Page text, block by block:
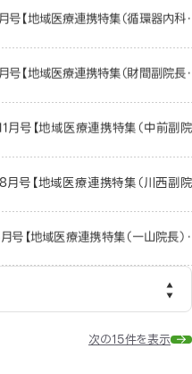
【地域医療連携特集（循環器内科・
【地域医療連携特集（財間副院長・
号【地域医療連携特集（中前副院
号【地域医療連携特集（川西副院
【地域医療連携特集（一山院長）・
次の15件を表示